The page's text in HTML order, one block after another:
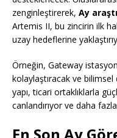
zenginleştirerek, Ay
Artemis II, bu zincirin ilk
uzay hedeflerine
Örneğin, Gateway
kolaylaştıracak ve
yapı, ticari ortaklıklarla
canlandırıyor ve daha